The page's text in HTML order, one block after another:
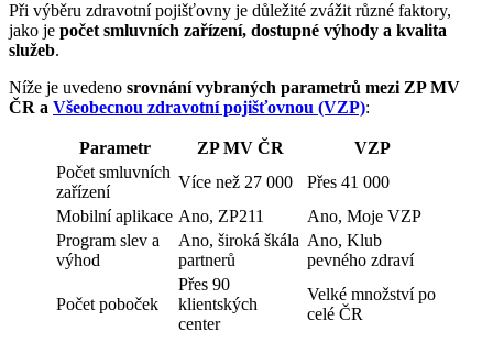
Při výběru zdravotní pojišťovny je důležité zvážit různé faktory,
jako je počet smluvních zařízení, dostupné výhody a kvalita
služeb.
Níže je uvedeno srovnání vybraných parametrů mezi ZP MV
ČR a Všeobecnou zdravotní pojišťovnou (VZP):
Parametr ZP MV ČR
VZP
Počet smluvních
zařízení
Více než 27 000
Přes 41 000
Mobilní aplikace Ano, ZP211
Ano, Moje VZP
Program slev a
výhod
Ano, široká škála
partnerů
Ano, Klub
pevného zdraví
Počet poboček
Přes 90
klientských
center
Velké množství po
celé ČR